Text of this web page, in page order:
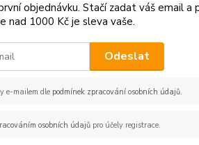
JERSEY
objednávku. Stačí zadat váš email a
nad 1000 Kč je sleva vaše.
Odeslat
e-mailem dle podmínek zpracování osobních údajů.
osobních údajůpro účely registrace.